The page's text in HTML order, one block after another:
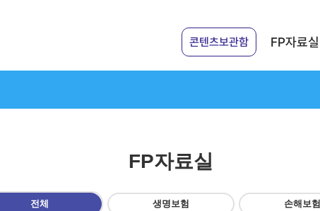
콘텐츠보관함 FP자료실
FP자료실
전체 생명보험 손해보험